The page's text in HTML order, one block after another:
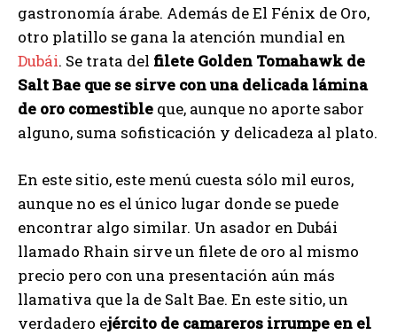
gastronomía árabe. Además de El Fénix de Oro,
otro platillo se gana la atención mundial en
Dubái. Se trata del filete Golden Tomahawk de
Salt Bae que se sirve con una delicada lámina
de oro comestible que, aunque no aporte sabor
alguno, suma sofisticación y delicadeza al plato.
En este sitio, este menú cuesta sólo mil euros,
aunque no es el único lugar donde se puede
encontrar algo similar. Un asador en Dubái
llamado Rhain sirve un filete de oro al mismo
precio pero con una presentación aún más
llamativa que la de Salt Bae. En este sitio, un
verdadero ejército de camareros irrumpe en el